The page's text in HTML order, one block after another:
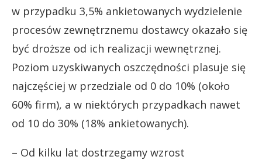
w przypadku 3,5% ankietowanych wydzielenie
procesów zewnętrznemu dostawcy okazało się
być droższe od ich realizacji wewnętrznej.
Poziom uzyskiwanych oszczędności plasuje się
najczęściej w przedziale od 0 do 10% (około
60% firm), a w niektórych przypadkach nawet
od 10 do 30% (18% ankietowanych).
– Od kilku lat dostrzegamy wzrost